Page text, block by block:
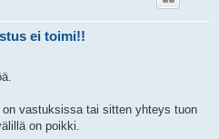
ei toimi!!
vastuksissa tai sitten yhteys tuon
on poikki.